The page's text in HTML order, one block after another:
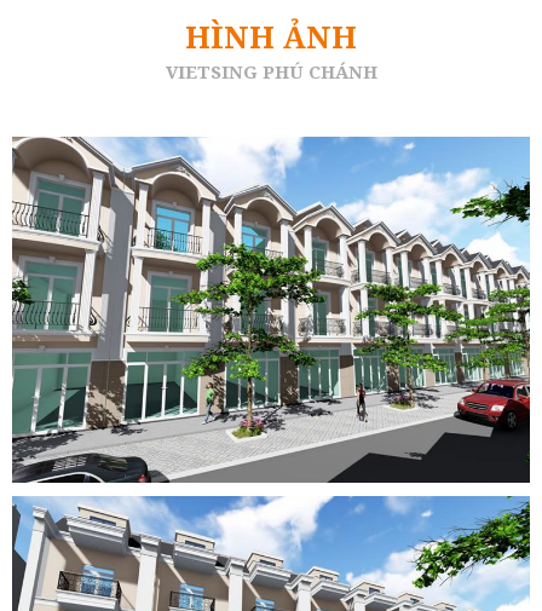
HÌNH ẢNH
VIETSING PHÚ CHÁNH